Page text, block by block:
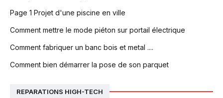
Page 1 Projet d'une piscine en ville
Comment mettre le mode piéton sur portail électrique
Comment fabriquer un banc bois et metal ....
Comment bien démarrer la pose de son parquet
REPARATIONS HIGH-TECH